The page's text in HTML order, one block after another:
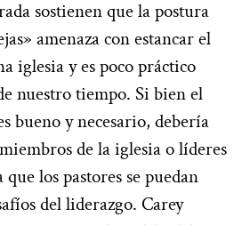
sostienen que la postura
amenaza con estancar el
iglesia y es poco práctico
nuestro tiempo. Si bien el
bueno y necesario, debería
de la iglesia o líderes
los pastores se puedan
del liderazgo. Carey